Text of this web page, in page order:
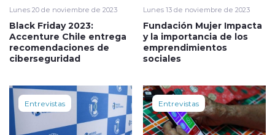
Lunes 20 de noviembre de 2023
Black Friday 2023:
Accenture Chile entrega
recomendaciones de
ciberseguridad
Lunes 13 de noviembre de 2023
Fundación Mujer Impacta
y la importancia de los
emprendimientos
sociales
Entrevistas Entrevistas